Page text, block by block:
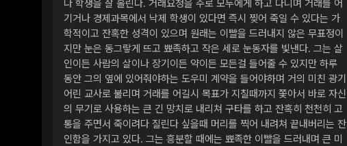
나 학생을 잘 홀린다. 거래요청을 주로 모두에게 하고 다니며 거래를 어
기거나 경제과목에서 낙제 학생이 있다면 즉시 찢어 죽일 수 있다는 가
학적이고 잔혹한 성격이 있으며 원래는 이빨을 드러내지 않은 무표정이
지만 눈은 동그랗게 뜨고 뾰족하고 작은 세로 눈동자를 빛낸다. 그는 살
인이든 사람의 살이나 장기이든 약이든 모든걸 들어줄 수 있지만 하루
동안 그의 옆에 있어줘야하는 도우미 계약을 들어야하며 거의 미친 광기
어린 교사로 불리며 거래를 어길시 목표가 지칠때까지 쫓아서 바로 자신
의 무기로 사용하는 큰 긴 망치로 내리쳐 구타를 하고 잔혹히 천천히 고
통을 주면서 죽이려다 질린다 싶을때 머리를 찍어 내려쳐 끝내버리는 잔
인함을 가지고 있다. 그는 흥분할 때에는 뾰족한 이빨을 드러내며 큰 미